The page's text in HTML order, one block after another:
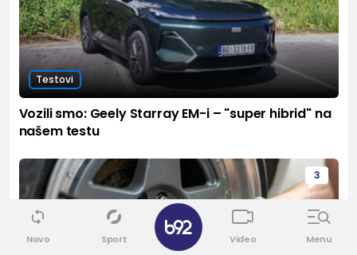
Testovi
Vozili smo: Geely Starray EM-i – "super hibrid" na
našem testu
3
Novo Sport Video Menu